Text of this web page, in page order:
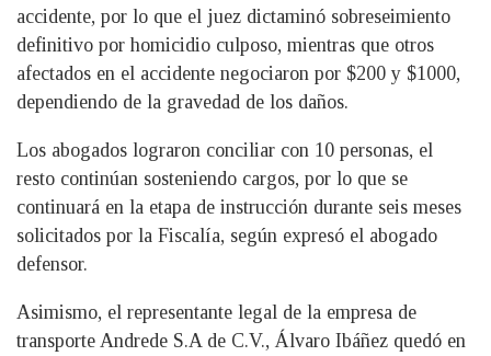
accidente, por lo que el juez dictaminó sobreseimiento
definitivo por homicidio culposo, mientras que otros
afectados en el accidente negociaron por $200 y $1000,
dependiendo de la gravedad de los daños.
Los abogados lograron conciliar con 10 personas, el
resto continúan sosteniendo cargos, por lo que se
continuará en la etapa de instrucción durante seis meses
solicitados por la Fiscalía, según expresó el abogado
defensor.
Asimismo, el representante legal de la empresa de
transporte Andrede S.A de C.V., Álvaro Ibáñez quedó en